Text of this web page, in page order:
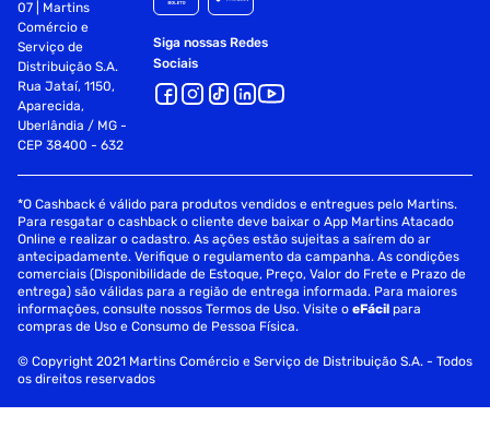
07 | Martins
Comércio e
Serviço de
Distribuição S.A.
Rua Jataí, 1150,
Aparecida,
Uberlândia / MG -
CEP 38400 - 632
Siga nossas Redes
Sociais
*O Cashback é válido para produtos vendidos e entregues pelo Martins.
Para resgatar o cashback o cliente deve baixar o App Martins Atacado
Online e realizar o cadastro. As ações estão sujeitas a saírem do ar
antecipadamente. Verifique o regulamento da campanha. As condições
comerciais (Disponibilidade de Estoque, Preço, Valor do Frete e Prazo de
entrega) são válidas para a região de entrega informada. Para maiores
informações, consulte nossos Termos de Uso. Visite oeFácil para
compras de Uso e Consumo de Pessoa Física.
© Copyright 2021 Martins Comércio e Serviço de Distribuição S.A. - Todos
os direitos reservados